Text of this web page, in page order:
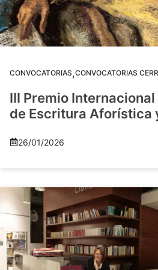
CONVOCATORIAS,CONVOCATORIAS
III Premio
de Escritura Aforística
26/01/2026